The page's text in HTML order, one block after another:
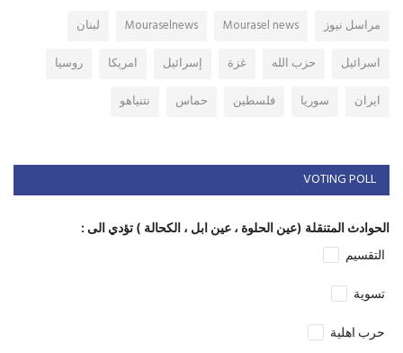
مراسل نيوز Mourasel news
Mouraselnews
لبنان
اسرائيل
حزب الله غزة إسرائيل امريكا
روسيا
ايران
سوريا فلسطين حماس نتنياهو
VOTING POLL
الحوادث المتنقلة (عين الحلوة ، عين ابل ، الكحالة ) تؤدي الى :
التقسيم
تسوية
حرب اهلية